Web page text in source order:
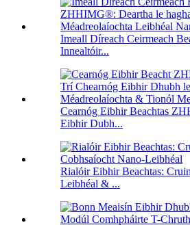
Imeall Díreach Ceirmeach
Innealtóir...
Cearnóg Eibhir Beachtas
Eibhir Dubh...
Rialóir Eibhir Beachtas:
Leibhéal & ...